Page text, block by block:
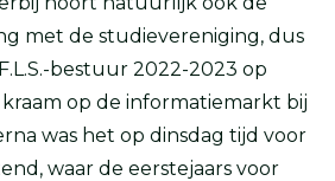
met de studievereniging, dus
bestuur 2022-2023 op
op de informatiemarkt bij
was het op dinsdag tijd voor
waar de eerstejaars voor